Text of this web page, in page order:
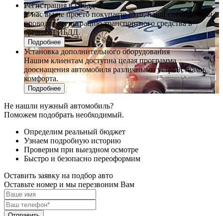
Регистрация в гибдд
У нас вы не просто покупаете авто, наши специалисты
проводят регистрацию транспортного средства в
органах ГИБДД.
Подробнее
Установка дополнительного оборудования
Нашим клиентам доступна целая программа
дооснащения автомобиля различными устройствами
комфорта.
Подробнее
Не нашли нужный автомобиль?
Поможем подобрать необходимый.
Определим реальный бюджет
Узнаем подробную историю
Проверим при выездном осмотре
Быстро и безопасно переоформим
Оставить заявку на подбор авто
Оставьте номер и мы перезвоним Вам